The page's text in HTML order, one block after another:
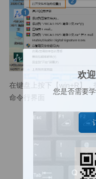
在键盘上按下【win+R】，
命令行界面
欢
您是否需要